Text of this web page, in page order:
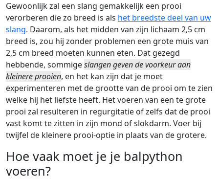
Gewoonlijk zal een slang gemakkelijk een prooi
verorberen die zo breed is als het breedste deel van uw
slang. Daarom, als het midden van zijn lichaam 2,5 cm
breed is, zou hij zonder problemen een grote muis van
2,5 cm breed moeten kunnen eten. Dat gezegd
hebbende, sommigeslangen geven de voorkeur aan
kleinere prooien, en het kan zijn dat je moet
experimenteren met de grootte van de prooi om te zien
welke hij het liefste heeft. Het voeren van een te grote
prooi zal resulteren in regurgitatie of zelfs dat de prooi
vast komt te zitten in zijn mond of slokdarm. Voer bij
twijfel de kleinere prooi-optie in plaats van de grotere.
Hoe vaak moet je je balpython
voeren?